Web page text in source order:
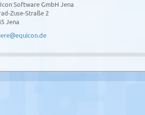
Software GmbH Jena
Zuse-Straße 2
Jena